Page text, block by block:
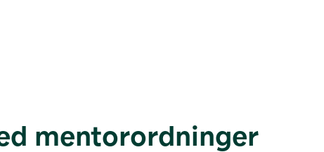
mentorordninger